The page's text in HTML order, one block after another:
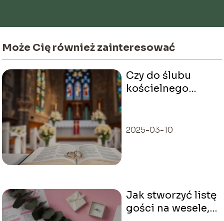
Może Cię również zainteresować
Czy do ślubu
kościelnego
religii?
2025-03-10
Jak stworzyć listę
gości na wesele,